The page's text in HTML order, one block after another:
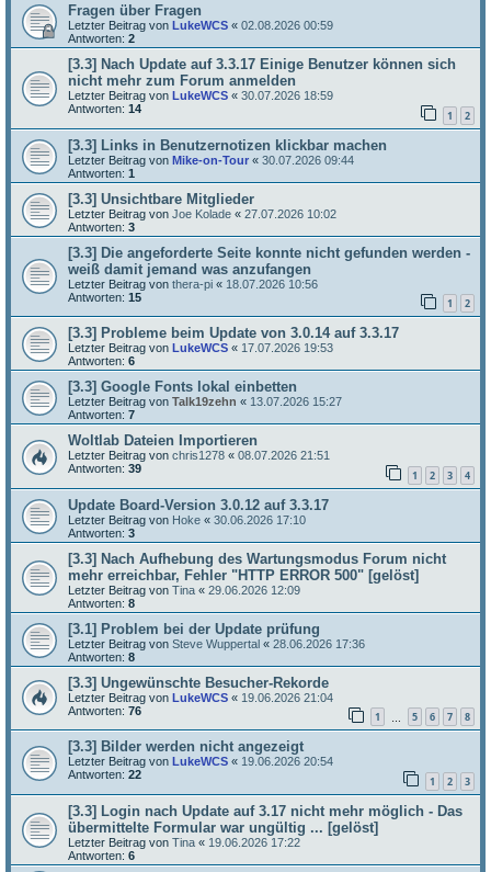
Fragen über Fragen
Letzter Beitrag von LukeWCS « 02.08.2026 00:59
Antworten: 2
[3.3] Nach Update auf 3.3.17 Einige Benutzer können sich
nicht mehr zum Forum anmelden
Letzter Beitrag von LukeWCS « 30.07.2026 18:59
Antworten: 14 1 2
[3.3] Links in Benutzernotizen klickbar machen
Letzter Beitrag von Mike-on-Tour « 30.07.2026 09:44
Antworten: 1
[3.3] Unsichtbare Mitglieder
Letzter Beitrag von Joe Kolade « 27.07.2026 10:02
Antworten: 3
[3.3] Die angeforderte Seite konnte nicht gefunden werden -
weiß damit jemand was anzufangen
Letzter Beitrag von thera-pi « 18.07.2026 10:56
Antworten: 15 1 2
[3.3] Probleme beim Update von 3.0.14 auf 3.3.17
Letzter Beitrag von LukeWCS « 17.07.2026 19:53
Antworten: 6
[3.3] Google Fonts lokal einbetten
Letzter Beitrag von Talk19zehn « 13.07.2026 15:27
Antworten: 7
Woltlab Dateien Importieren
Letzter Beitrag von chris1278 « 08.07.2026 21:51
Antworten: 39 1 2 3 4
Update Board-Version 3.0.12 auf 3.3.17
Letzter Beitrag von Hoke « 30.06.2026 17:10
Antworten: 3
[3.3] Nach Aufhebung des Wartungsmodus Forum nicht
mehr erreichbar, Fehler "HTTP ERROR 500" [gelöst]
Letzter Beitrag von Tina « 29.06.2026 12:09
Antworten: 8
[3.1] Problem bei der Update prüfung
Letzter Beitrag von Steve Wuppertal « 28.06.2026 17:36
Antworten: 8
[3.3] Ungewünschte Besucher-Rekorde
Letzter Beitrag von LukeWCS « 19.06.2026 21:04
Antworten: 76 1 5 6 7 8
[3.3] Bilder werden nicht angezeigt
Letzter Beitrag von LukeWCS « 19.06.2026 20:54
Antworten: 22 1 2 3
[3.3] Login nach Update auf 3.17 nicht mehr möglich - Das
übermittelte Formular war ungültig ... [gelöst]
Letzter Beitrag von Tina « 19.06.2026 17:22
Antworten: 6